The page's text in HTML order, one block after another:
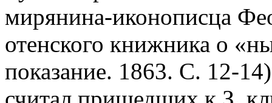
мирянина-иконописца
отенского книжника о
показание. 1863. С. 12-